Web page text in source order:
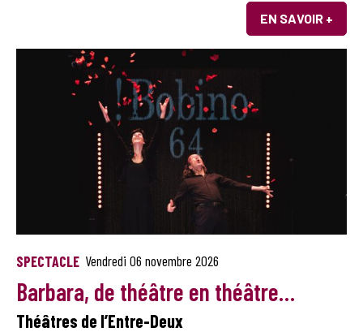
EN SAVOIR +
SPECTACLE Vendredi 06 novembre 2026
Barbara, de théâtre en théâtre…
Théâtres de l’Entre-Deux